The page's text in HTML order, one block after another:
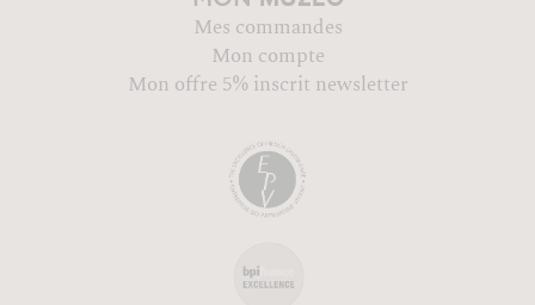
Mes commandes
Mon compte
Mon offre 5% inscrit newsletter